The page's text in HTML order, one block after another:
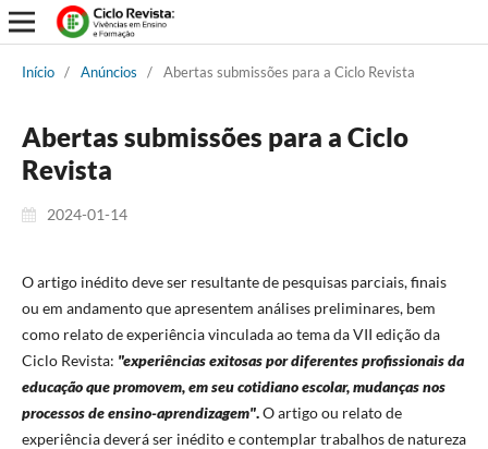
Início / Anúncios / Abertas submissões para a Ciclo Revista
Abertas submissões para a Ciclo
Revista
2024-01-14
O artigo inédito deve ser resultante de pesquisas parciais, finais
ou em andamento que apresentem análises preliminares, bem
como relato de experiência vinculada ao tema da VII edição da
Ciclo Revista: "experiências exitosas por diferentes profissionais da
educação que promovem, em seu cotidiano escolar, mudanças nos
processos de ensino-aprendizagem".O artigo ou relato de
experiência deverá ser inédito e contemplar trabalhos de natureza